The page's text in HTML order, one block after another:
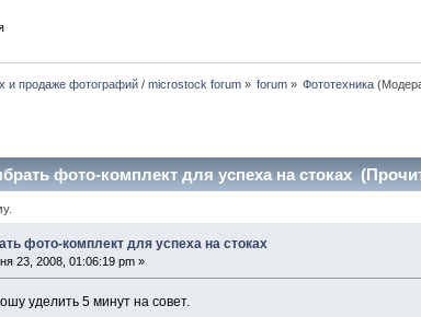
и продаже фотографий / microstock forum» forum » Фототехника
фото-комплект для успеха на стоках
фото-комплект для успеха на стоках
23, 2008, 01:06:19 pm »
уделить 5 минут на совет.